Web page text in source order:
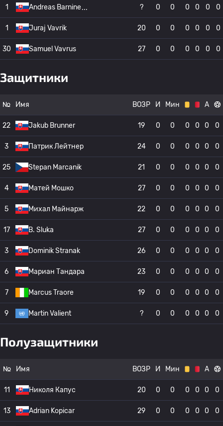
1 Andreas Barnine ? 0 0 0 0 0 0
1 Juraj Vavrik 20 0 0 0 0 0 0
30 Samuel Vavrus 27 0 0 0 0 0 0
Защитники
№ Имя ВОЗР И Мин А
22 Jakub Brunner 19 0 0 0 0 0 0
3 Патрик Лейтнер 24 0 0 0 0 0 0
25 Stepan Marcanik 21 0 0 0 0 0 0
4 Матей Мошко 27 0 0 0 0 0 0
5 Михал Майнарж 22 0 0 0 0 0 0
17 B. Sluka 27 0 0 0 0 0 0
3 Dominik Stranak 26 0 0 0 0 0 0
6 Мариан Тандара 23 0 0 0 0 0 0
7 Marcus Traore 19 0 0 0 0 0 0
9 Martin Valient ? 0 0 0 0 0 0
Полузащитники
№ Имя ВОЗР И Мин А
11 Николя Капус 20 0 0 0 0 0 0
13 Adrian Kopicar 29 0 0 0 0 0 0